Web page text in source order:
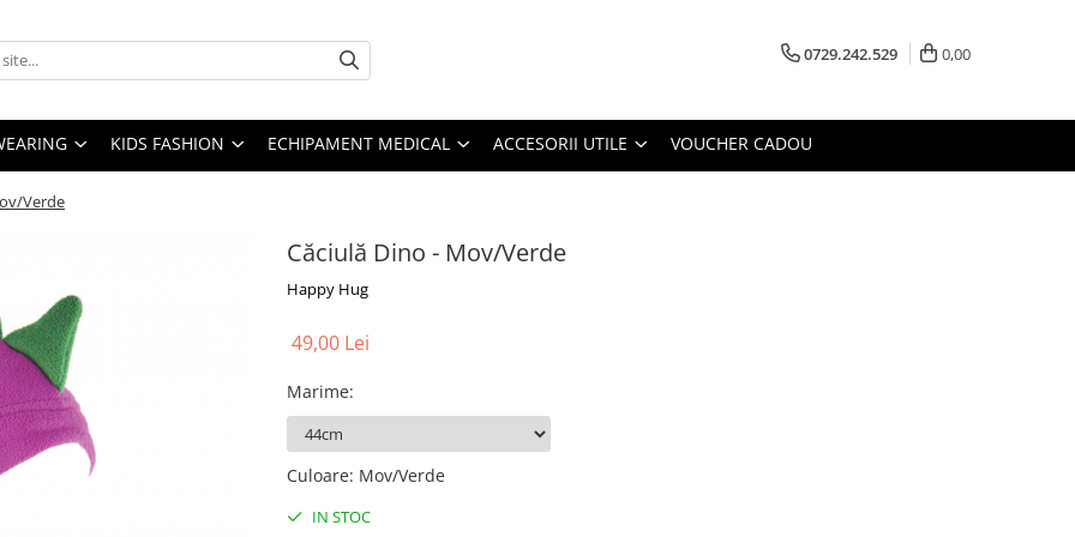
0729.242.529 0,00
KIDS FASHION ECHIPAMENT MEDICAL ACCESORII UTILE VOUCHER CADOU
Verde
Căciulă Dino - Mov/Verde
Happy Hug
49,00 Lei
Marime:
Culoare: Mov/Verde
IN STOC